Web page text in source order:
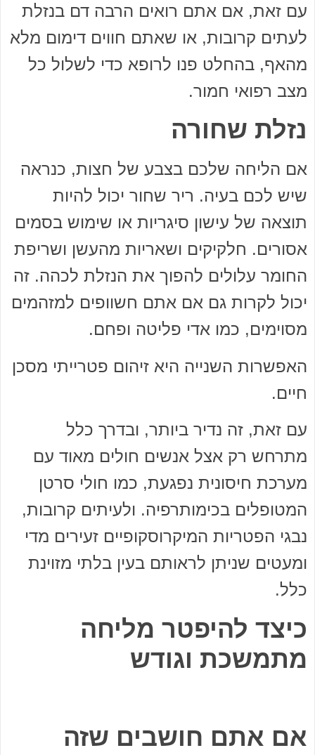
עם זאת, אם אתם רואים הרבה דם בנזלת
לעתים קרובות, או שאתם חווים דימום מלא
מהאף, בהחלט פנו לרופא כדי לשלול כל
מצב רפואי חמור.
נזלת שחורה
אם הליחה שלכם בצבע של חצות, כנראה
שיש לכם בעיה. ריר שחור יכול להיות
תוצאה של עישון סיגריות או שימוש בסמים
אסורים. חלקיקים ושאריות מהעשן ושריפת
החומר עלולים להפוך את הנזלת לכהה. זה
יכול לקרות גם אם אתם חשוופים למזהמים
מסוימים, כמו אדי פליטה ופחם.
האפשרות השנייה היא זיהום פטרייתי מסכן
חיים.
עם זאת, זה נדיר ביותר, ובדרך כלל
מתרחש רק אצל אנשים חולים מאוד עם
מערכת חיסונית נפגעת, כמו חולי סרטן
המטופלים בכימותרפיה. ולעיתים קרובות,
נבגי הפטריות המיקרוסקופיים זעירים מדי
ומעטים שניתן לראותם בעין בלתי מזוינת
כלל.
כיצד להיפטר מליחה
מתמשכת וגודש
אם אתם חושבים שזה